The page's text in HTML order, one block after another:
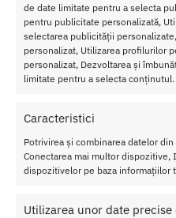
de date limitate pentru a selecta
pentru publicitate personalizată,
selectarea publicității
personalizat, Utilizarea profilurilor
personalizat, Dezvoltarea și
limitate pentru a selecta conținutul.
Caracteristici
Potrivirea și combinarea datelor
Conectarea mai multor dispozitive,
dispozitivelor pe baza informațiilor
Utilizarea unor date
Adaugă în coș